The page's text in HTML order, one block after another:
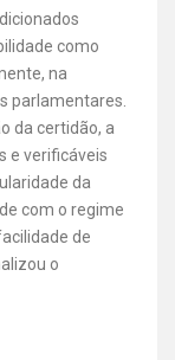
como
na
parlamentares.
da certidão, a
e verificáveis
da
com o regime
de
o